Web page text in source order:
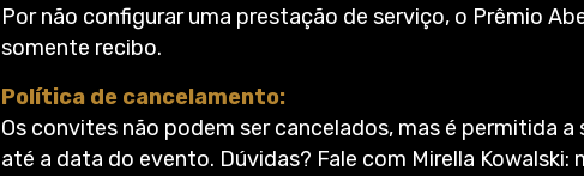
Por não configurar uma prestação de serviço, o Prêmio
somente recibo.
Política de cancelamento:
Os convites não podem ser cancelados, mas é permitida
até a data do evento. Dúvidas? Fale com Mirella Kowalski: